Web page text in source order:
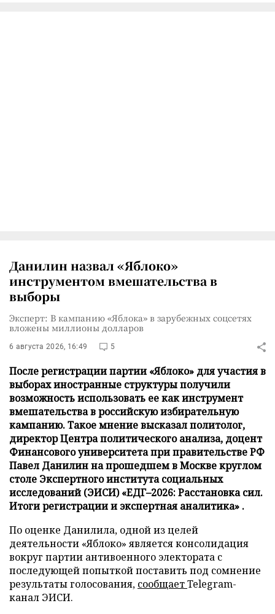
Данилин назвал «Яблоко»
инструментом вмешательства в
выборы
Эксперт: В кампанию «Яблока» в зарубежных соцсетях
вложены миллионы долларов
6 августа 2026, 16:49 5
После регистрации партии «Яблоко» для участия в
выборах иностранные структуры получили
возможность использовать ее как инструмент
вмешательства в российскую избирательную
кампанию. Такое мнение высказал политолог,
директор Центра политического анализа, доцент
Финансового университета при правительстве РФ
Павел Данилин на прошедшем в Москве круглом
столе Экспертного института социальных
исследований (ЭИСИ) «ЕДГ–2026: Расстановка сил.
Итоги регистрации и экспертная аналитика» .
По оценке Данилила, одной из целей
деятельности «Яблоко» является консолидация
вокруг партии антивоенного электората с
последующей попыткой поставить под сомнение
результаты голосования, сообщаетTelegram-
канал ЭИСИ.